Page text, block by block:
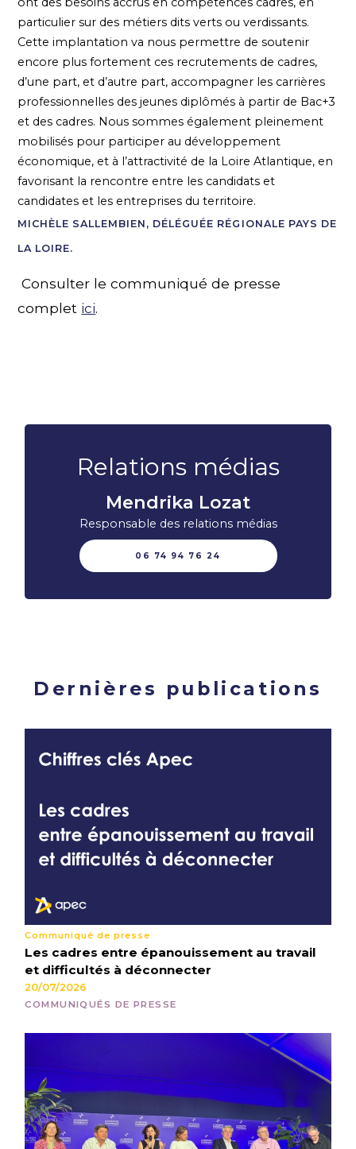
particulier sur des métiers dits verts ou verdissants.
Cette implantation va nous permettre de soutenir
encore plus fortement ces recrutements de cadres,
d’une part, et d’autre part, accompagner les carrières
professionnelles des jeunes diplômés à partir de Bac+3
et des cadres. Nous sommes également pleinement
mobilisés pour participer au développement
économique, et à l’attractivité de la Loire Atlantique, en
favorisant la rencontre entre les candidats et
candidates et les entreprises du territoire.
MICHÈLE SALLEMBIEN, DÉLÉGUÉE RÉGIONALE PAYS DE
LA LOIRE.
Consulter le communiqué de presse
complet ici.
Relations médias
Mendrika Lozat
Responsable des relations médias
06 74 94 76 24
Dernières publications
Communiqué de presse
Les cadres entre épanouissement au travail
et difficultés à déconnecter
20/07/2026
COMMUNIQUÉS DE PRESSE